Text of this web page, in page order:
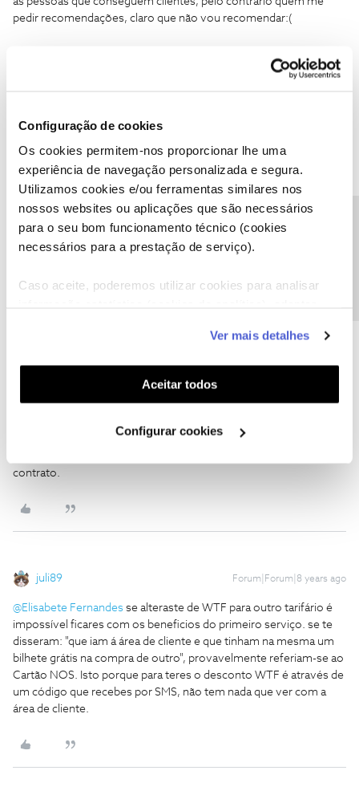
Configuração de cookies
Os cookies permitem-nos proporcionar lhe uma
experiência de navegação personalizada e segura.
Utilizamos cookies e/ou ferramentas similares nos
nossos websites ou aplicações que são necessários
para o seu bom funcionamento técnico (cookies
necessários para a prestação de serviço).
Caso aceite, poderemos utilizar cookies para analisar
funcionalidades (cookies de personalização e
funcionalidade) e adaptar anúncios aos seus interesses
(cookies de publicidade personalizada). Pode gerir a
utilização dos cookies clicando em "Configurar
Ver mais detalhes
Aceitar todos
Configurar cookies
pedir recomendações, claro que não vou recomendar:(
K ketro
@Elisabete Fernandes
Mas os cartões passaram mesmo para um tarifário 4?
É que existe WTF em fatura e se for esse o caso deviam continuar
a ter essa oferta.
Confirma com a NOS se não é esse o caso.
Forum|Forum|8 years ago
continuassem a ter os benefícios WTF continuava com a NOS,
assim parece que vão perder uma cliente. Não gosto que me
que fazem os contatos, tentarem vender os produtos pelo que
contrato.
juli89 Forum|Forum|8 years ago
@Elisabete Fernandes se alteraste de WTF para outro tarifário é
impossível ficares com os beneficios do primeiro serviço. se te
disseram: "que iam á área de cliente e que tinham na mesma um
bilhete grátis na compra de outro", provavelmente referiam-se ao
Cartão NOS. Isto porque para teres o desconto WTF é através de
um código que recebes por SMS, não tem nada que ver com a
área de cliente.